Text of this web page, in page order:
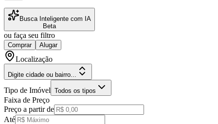
Busca Inteligente com IA
Beta
ou faça seu filtro
Comprar Alugar
Localização
Digite cidade ou bairro...
Tipo de Imóvel Todos os tipos
Faixa de Preço
Preço a partir de
Até